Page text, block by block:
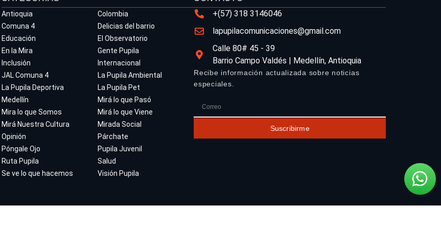
Antioquia
Colombia
Comuna 4
Delicias del barrio
Educación
El Observatorio
En la Mira
Gente Pupila
Inclusión
Internacional
JAL Comuna 4
La Pupila Ambiental
La Pupila Deportiva
La Pupila Pet
Medellín
Mirá lo que Pasó
Mira lo que Somos
Mirá lo que Viene
Mirá Nuestra Cultura
Mirada Social
Opinión
Párchate
Póngale Ojo
Pupila Juvenil
Ruta Pupila
Salud
Se ve lo que hacemos
Visión Pupila
+(57) 318 3146046
lapupilacomunicaciones@gmail.com
Calle 80# 45 - 39
Barrio Campo Valdés | Medellín, Antioquia
Recibe información actualizada sobre noticias
especiales.
Suscribirme